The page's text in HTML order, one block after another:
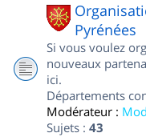
Pyrénées
Si vous voulez
nouveaux
ici.
Départements
Modérateur :
Sujets : 43